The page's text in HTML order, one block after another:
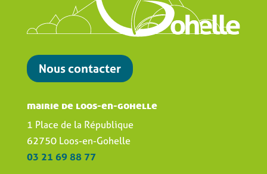
Nous contacter
mairie de loos-en-gohelle
1 Place de la République
62750 Loos-en-Gohelle
03 21 69 88 77